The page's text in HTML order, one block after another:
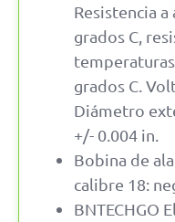
Resistencia
grados C,
grados C.
Diámetro
+/- 0.004 in.
Bobina de
calibre 18:
BNTECHGO